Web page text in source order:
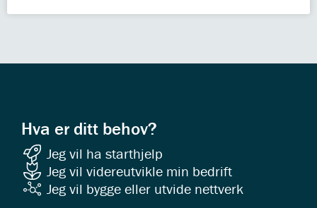
Hva er ditt behov?
Jeg vil ha starthjelp
Jeg vil videreutvikle min bedrift
Jeg vil bygge eller utvide nettverk